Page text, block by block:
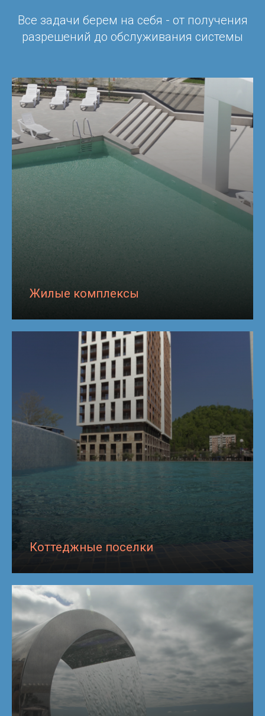
Все задачи берем на себя - от получения
разрешений до обслуживания системы
Жилые комплексы
Коттеджные поселки